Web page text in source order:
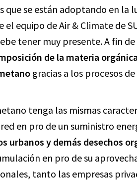
que se están adoptando en la
equipo de Air & Climate de
tener muy presente. A fin
de la materia
gracias a los procesos
tenga las mismas
en pro de un suministro
urbanos y demás desechos
en pro de su
tanto las empresas